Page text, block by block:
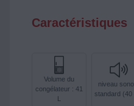
Caractéristiques
Volume du
congélateur : 41
L
niveau
standard (40